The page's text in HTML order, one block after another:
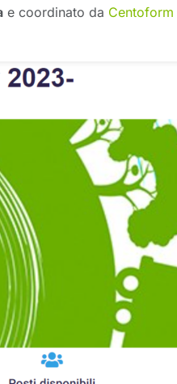
e coordinato da Centoform